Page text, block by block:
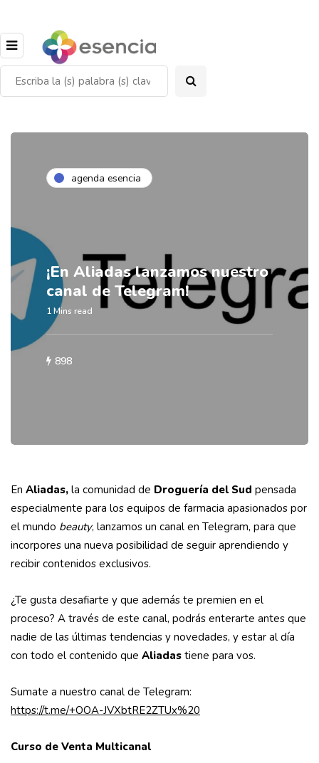
agenda esencia
¡En Aliadas lanzamos nuestro
canal de Telegram!
1 Mins read
898
En Aliadas, la comunidad de Droguería del Sud pensada
especialmente para los equipos de farmacia apasionados por
el mundo beauty, lanzamos un canal en Telegram, para que
incorpores una nueva posibilidad de seguir aprendiendo y
recibir contenidos exclusivos.
¿Te gusta desafiarte y que además te premien en el
proceso? A través de este canal, podrás enterarte antes que
nadie de las últimas tendencias y novedades, y estar al día
con todo el contenido que Aliadas tiene para vos.
Sumate a nuestro canal de Telegram:
https://t.me/+OOA-JVXbtRE2ZTUx%20
Curso de Venta Multicanal